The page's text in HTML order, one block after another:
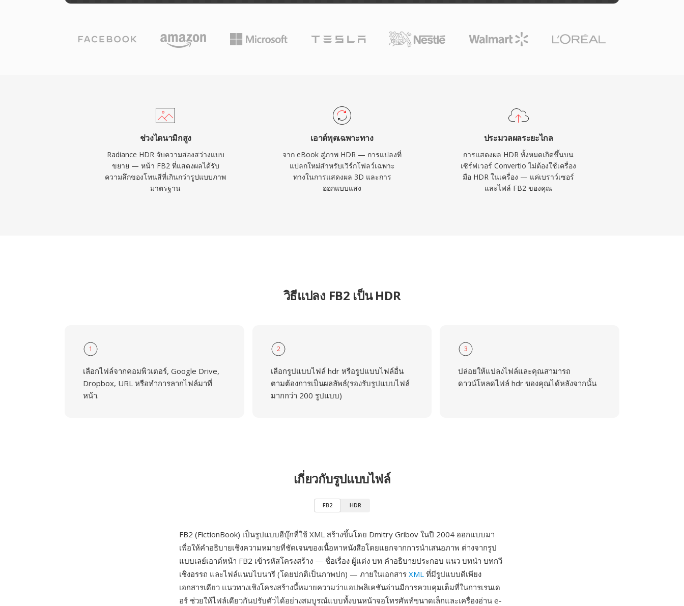
ช่วงไดนามิกสูง
Radiance HDR จับความส่องสว่างแบบ
ขยาย — หน้า FB2 ที่แสดงผลได้รับ
ความลึกของโทนสีที่เกินกว่ารูปแบบภาพ
มาตรฐาน
เอาต์พุตเฉพาะทาง
จาก eBook สู่ภาพ HDR — การแปลงที่
แปลกใหม่สำหรับเวิร์กโฟลว์เฉพาะ
ทางในการแสดงผล 3D และการ
ออกแบบแสง
ประมวลผลระยะไกล
การแสดงผล HDR ทั้งหมดเกิดขึ้นบน
เซิร์ฟเวอร์ Convertio ไม่ต้องใช้เครื่อง
มือ HDR ในเครื่อง — แค่เบราว์เซอร์
และไฟล์ FB2 ของคุณ
วิธีแปลง FB2 เป็น HDR
1
เลือกไฟล์จากคอมพิวเตอร์, Google Drive,
Dropbox, URL หรือทำการลากไฟล์มาที่
หน้า.
2
เลือกรูปแบบไฟล์ hdr หรือรูปแบบไฟล์อื่น
ตามต้องการเป็นผลลัพธ์(รองรับรูปแบบไฟล์
มากกว่า 200 รูปแบบ)
3
ปล่อยให้แปลงไฟล์และคุณสามารถ
ดาวน์โหลดไฟล์ hdr ของคุณได้หลังจากนั้น
เกี่ยวกับรูปแบบไฟล์
FB2 HDR
FB2 (FictionBook) เป็นรูปแบบอีบุ๊กที่ใช้ XML สร้างขึ้นโดย Dmitry Gribov ในปี 2004 ออกแบบมา
เพื่อให้คำอธิบายเชิงความหมายที่ชัดเจนของเนื้อหาหนังสือโดยแยกจากการนำเสนอภาพ ต่างจากรูป
แบบเลย์เอาต์หน้า FB2 เข้ารหัสโครงสร้าง — ชื่อเรื่อง ผู้แต่ง บท คำอธิบายประกอบ แนว บทนำ บทกวี
เชิงอรรถ และไฟล์แนบไบนารี (โดยปกติเป็นภาพปก) — ภายในเอกสาร XML ที่มีรูปแบบดีเพียง
เอกสารเดียว แนวทางเชิงโครงสร้างนี้หมายความว่าแอปพลิเคชันอ่านมีการควบคุมเต็มที่ในการเรนเด
อร์ ช่วยให้ไฟล์เดียวกันปรับตัวได้อย่างสมบูรณ์แบบทั้งบนหน้าจอโทรศัพท์ขนาดเล็กและเครื่องอ่าน e-